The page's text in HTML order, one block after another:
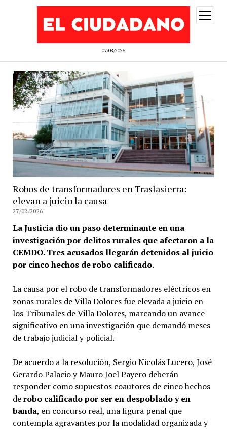
07/08/2026
abrir
menú
Robos de transformadores en Traslasierra:
elevan a juicio la causa
27/02/2026
La Justicia dio un paso determinante en una
investigación por delitos rurales que afectaron a la
CEMDO. Tres acusados llegarán detenidos al juicio
por cinco hechos de robo calificado.
La causa por el robo de transformadores eléctricos en
zonas rurales de Villa Dolores fue elevada a juicio en
los Tribunales de Villa Dolores, marcando un avance
significativo en una investigación que demandó meses
de trabajo judicial y policial.
De acuerdo a la resolución, Sergio Nicolás Lucero, José
Gerardo Palacio y Mauro Joel Payero deberán
responder como supuestos coautores de cinco hechos
derobo calificado por ser en despoblado y en
banda, en concurso real, una figura penal que
contempla agravantes por la modalidad organizada y